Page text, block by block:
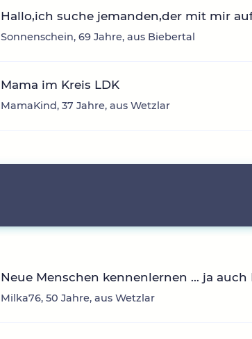
Hallo,ich suche jemanden,der mit mir
Sonnenschein, 69 Jahre, aus Biebertal
Mama im Kreis LDK
MamaKind, 37 Jahre, aus Wetzlar
Neue Menschen kennenlernen ... ja auch
Milka76, 50 Jahre, aus Wetzlar